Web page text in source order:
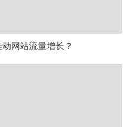
网站流量增长？